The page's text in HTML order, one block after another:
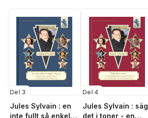
Del 3
Jules Sylvain : en
inte fullt så enkel
Del 4
Jules Sylvain : säg
det i toner - en